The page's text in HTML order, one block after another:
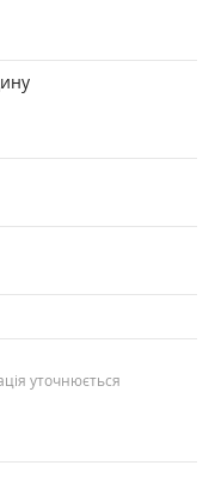
уточнюється